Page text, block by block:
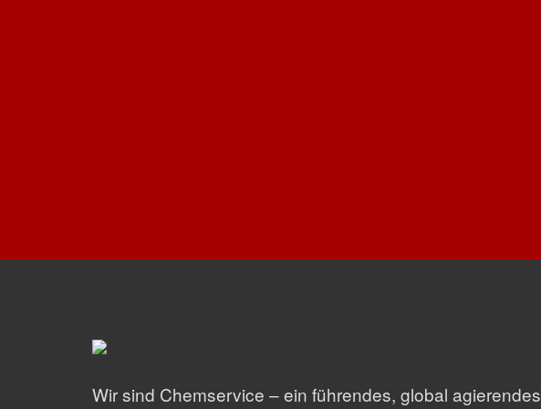
Wir sind Chemservice – ein führendes, global agierendes